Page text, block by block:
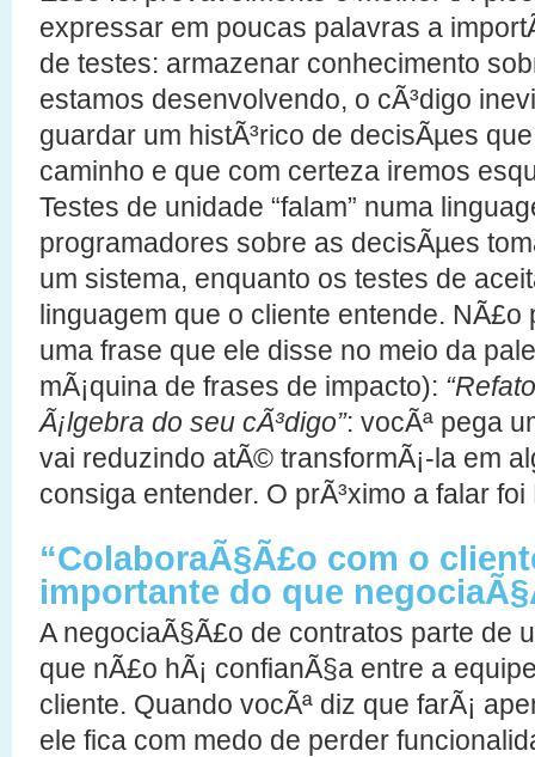
expressar em poucas palavras a
de testes: armazenar conhecimento
estamos desenvolvendo, o cÃ³digo
guardar um histÃ³rico de decisÃµes
caminho e que com certeza iremos
Testes de unidade “falam” numa
programadores sobre as decisÃµes
um sistema, enquanto os testes de
linguagem que o cliente entende.
uma frase que ele disse no meio da
mÃ¡quina de frases de impacto):
Ã¡lgebra do seu cÃ³digo”: vocÃª pega
vai reduzindo atÃ© transformÃ¡-la em
consiga entender. O prÃ³ximo a falar
“ColaboraÃ§Ã£o com o
importante do que
A negociaÃ§Ã£o de contratos parte de
que nÃ£o hÃ¡ confianÃ§a entre a
cliente. Quando vocÃª diz que farÃ¡
ele fica com medo de perder